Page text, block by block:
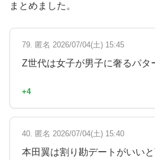
まとめました。
79. 匿名 2026/07/04(土) 15:45
Z世代は女子が男子に奢るパタ
+4
40. 匿名 2026/07/04(土) 15:40
本田翼は割り勘デートがいい